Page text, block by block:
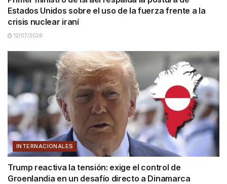
Estados Unidos sobre el uso de la fuerza frente a la
crisis nuclear iraní
12/07/2026
INTERNACIONALES
Trump reactiva la tensión: exige el control de
Groenlandia en un desafío directo a Dinamarca